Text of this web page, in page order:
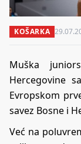
KOŠARKA
Muška
Hercegovine
Evropskom
savez Bosne i
Već na